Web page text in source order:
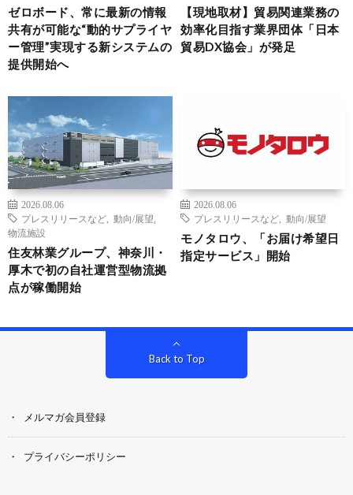
ゼロボード、常に最新の情報
共有が可能な“動的サプライヤ
ー管理”実現する新システムの
提供開始へ
【現地取材】貿易関連業務の
効率化目指す業界団体「日本
貿易DX協会」が発足
2026.08.06
プレスリリースなど
動向/展望
物流施設
住友林業グループ、神奈川・
厚木で初の自社運営型物流拠
点が稼働開始
2026.08.06
プレスリリースなど
動向/展望
モノタロウ、「お届け希望日
指定サービス」開始
Back to Top
メルマガ会員登録
プライバシーポリシー